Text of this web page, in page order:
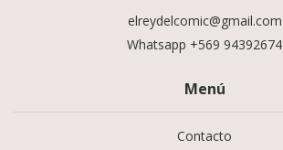
elreydelcomic@gmail.com
Whatsapp +569 94392674
Menú
Contacto